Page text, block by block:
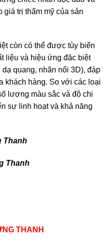
trị thẩm mỹ của sản
còn có thể được tùy biến
liệu và hiệu ứng đặc biệt
quang, nhãn nổi 3D), đáp
khách hàng. So với các loại
lượng màu sắc và độ chi
sự linh hoạt và khả năng
Thanh
Thanh
THANH